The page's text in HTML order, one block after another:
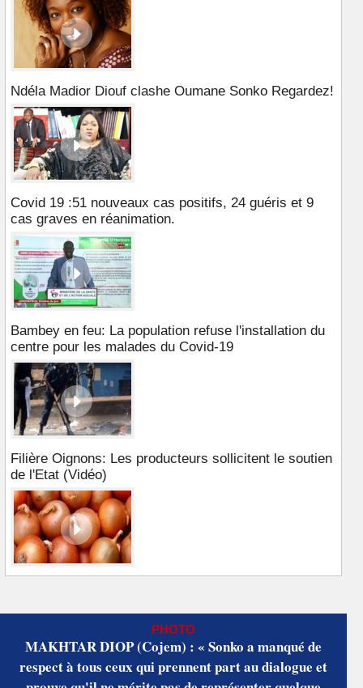
Ndéla Madior Diouf clashe Oumane Sonko Regardez!
Covid 19 :51 nouveaux cas positifs, 24 guéris et 9
cas graves en réanimation.
Bambey en feu: La population refuse l'installation du
centre pour les malades du Covid-19
Filière Oignons: Les producteurs sollicitent le soutien
de l'Etat (Vidéo)
PHOTO
MAKHTAR DIOP (Cojem) : « Sonko a manqué de
respect à tous ceux qui prennent part au dialogue et